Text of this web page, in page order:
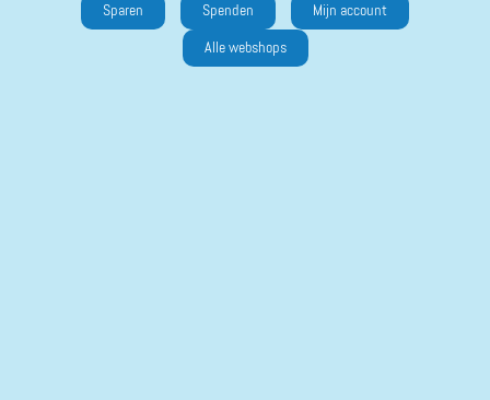
Sparen Spenden Mijn account
Alle webshops